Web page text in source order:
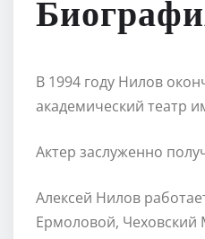
В 1994 году Нилов
академический театр
Актер заслуженно
Алексей Нилов
Ермоловой, Чеховский